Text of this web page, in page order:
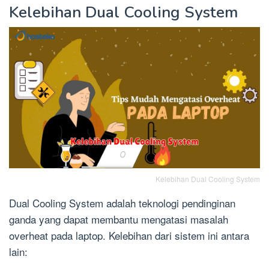
Kelebihan Dual Cooling System
Kelebihan Dual Cooling System
Dual Cooling System adalah teknologi pendinginan
ganda yang dapat membantu mengatasi masalah
overheat pada laptop. Kelebihan dari sistem ini antara
lain: